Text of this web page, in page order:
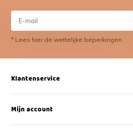
* Lees hier de wettelijke beperkingen
Klantenservice
Mijn account